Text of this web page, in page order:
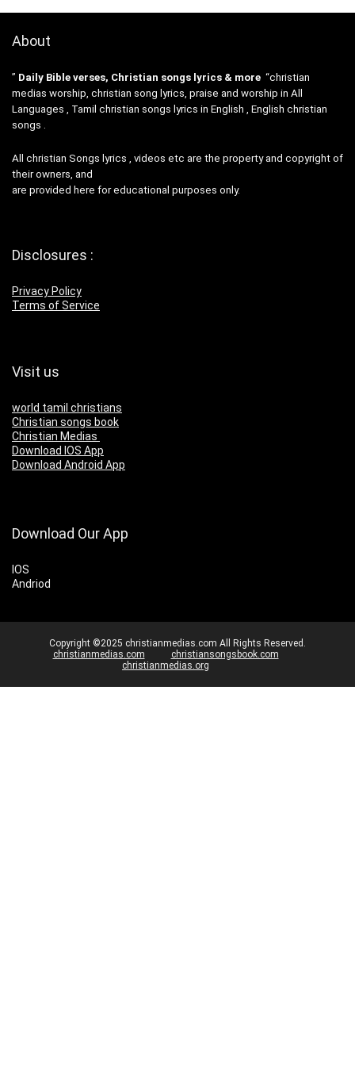
About
” Daily Bible verses, Christian songs lyrics & more “christian
medias worship, christian song lyrics, praise and worship in All
Languages , Tamil christian songs lyrics in English , English christian
songs .
All christian Songs lyrics , videos etc are the property and copyright of
their owners, and
are provided here for educational purposes only.
Disclosures :
Privacy Policy
Terms of Service
Visit us
world tamil christians
Christian songs book
Christian Medias
Download IOS App
Download Android App
Download Our App
IOS
Andriod
Copyright ©2025 christianmedias.com All Rights Reserved.
christianmedias.com
christiansongsbook.com
christianmedias.org